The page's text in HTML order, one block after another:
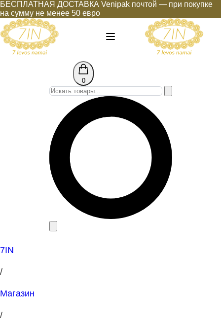
БЕСПЛАТНАЯ ДОСТАВКА Venipak почтой — при покупке
на сумму не менее 50 евро
0
7IN
/
Магазин
/